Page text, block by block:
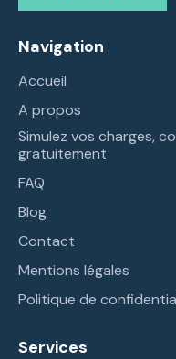
Navigation
Accueil
A propos
Simulez vos charges,
gratuitement
FAQ
Blog
Contact
Mentions légales
Politique de
Services